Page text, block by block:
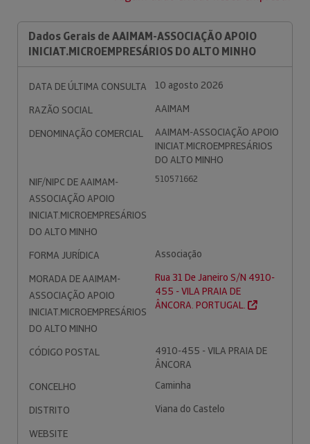
Dados Gerais de AAIMAM-ASSOCIAÇÃO APOIO
INICIAT.MICROEMPRESÁRIOS DO ALTO MINHO
DATA DE ÚLTIMA CONSULTA
10 agosto 2026
RAZÃO SOCIAL
AAIMAM
DENOMINAÇÃO COMERCIAL
AAIMAM-ASSOCIAÇÃO APOIO
INICIAT.MICROEMPRESÁRIOS
DO ALTO MINHO
NIF/NIPC DE AAIMAM-
ASSOCIAÇÃO APOIO
INICIAT.MICROEMPRESÁRIOS
DO ALTO MINHO
510571662
FORMA JURÍDICA
Associação
MORADA DE AAIMAM-
ASSOCIAÇÃO APOIO
INICIAT.MICROEMPRESÁRIOS
DO ALTO MINHO
Rua 31 De Janeiro S/N 4910-
455 - VILA PRAIA DE
ÂNCORA. PORTUGAL.
CÓDIGO POSTAL
4910-455 - VILA PRAIA DE
ÂNCORA
CONCELHO
Caminha
DISTRITO
Viana do Castelo
WEBSITE